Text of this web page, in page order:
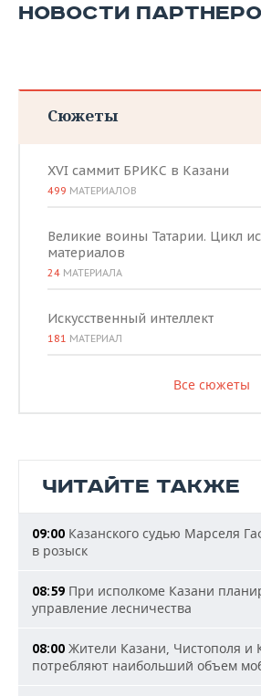
НОВОСТИ
Сюжеты
XVI саммит БРИКС в Казани
499 МАТЕРИАЛОВ
Великие воины Татарии. Цикл
материалов
24 МАТЕРИАЛА
Искусственный интеллект
181 МАТЕРИАЛ
Все сюжеты
ЧИТАЙТЕ ТАКЖЕ
09:00 Казанского судью Марселя
в розыск
08:59 При исполкоме Казани
управление лесничества
08:00 Жители Казани, Чистополя и
потребляют наибольший объем